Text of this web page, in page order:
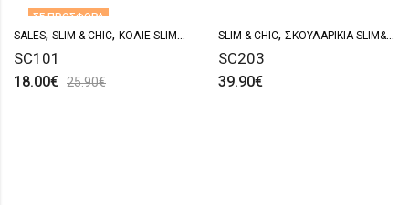
ΣΕ ΠΡΟΣΦΟΡΆ
SALES, SLIM & CHIC, ΚΟΛΙΈ SLIM&CHIC
SC101
18.00€ 25.90€
SLIM & CHIC, ΣΚΟΥΛΑΡΊΚΙΑ SLIM&CHIC
SC203
39.90€